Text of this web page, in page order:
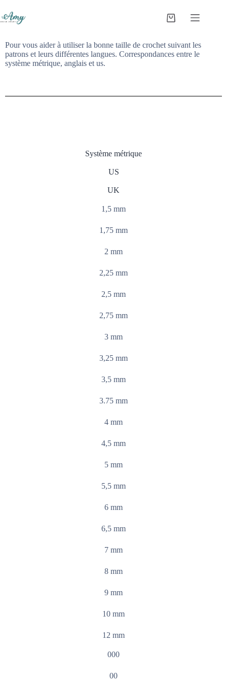
Pour vous aider à utiliser la bonne taille de crochet suivant les
patrons et leurs différentes langues. Correspondances entre le
système métrique, anglais et us.
Système métrique
US
UK
1,5 mm
1,75 mm
2 mm
2,25 mm
2,5 mm
2,75 mm
3 mm
3,25 mm
3,5 mm
3.75 mm
4 mm
4,5 mm
5 mm
5,5 mm
6 mm
6,5 mm
7 mm
8 mm
9 mm
10 mm
12 mm
000
00